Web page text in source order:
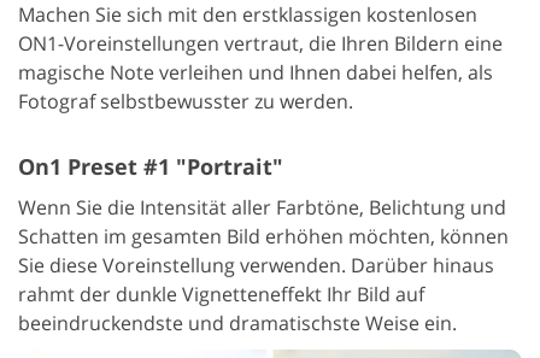
Machen Sie sich mit den erstklassigen kostenlosen
ON1-Voreinstellungen vertraut, die Ihren Bildern eine
magische Note verleihen und Ihnen dabei helfen, als
Fotograf selbstbewusster zu werden.
On1 Preset #1 "Portrait"
Wenn Sie die Intensität aller Farbtöne, Belichtung und
Schatten im gesamten Bild erhöhen möchten, können
Sie diese Voreinstellung verwenden. Darüber hinaus
rahmt der dunkle Vignetteneffekt Ihr Bild auf
beeindruckendste und dramatischste Weise ein.